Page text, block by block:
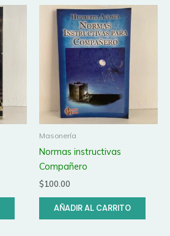
Masonería
Normas instructivas
Compañero
$100.00
AÑADIR AL CARRITO